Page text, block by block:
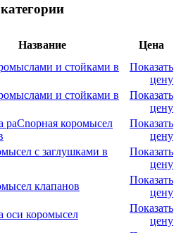
Название Цена
и стойками в
Показать
цену
и стойками в
Показать
цену
коромысел
Показать
цену
с заглушками в
Показать
цену
клапанов
Показать
цену
оси коромысел
Показать
цену